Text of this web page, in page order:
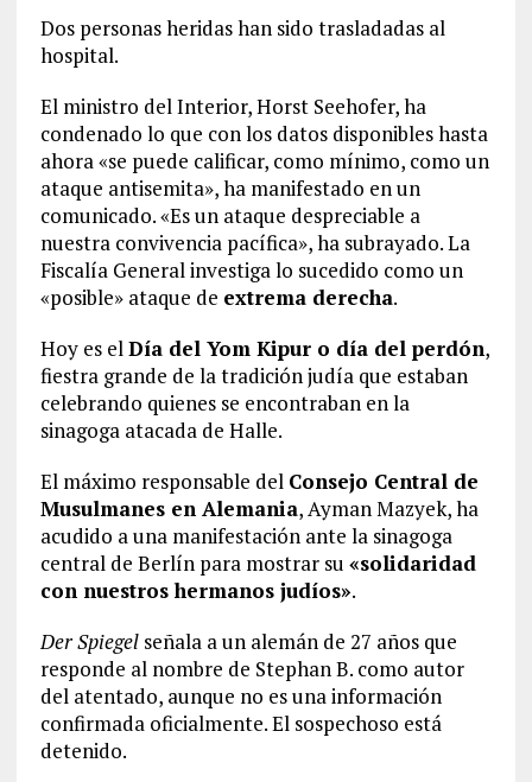
Dos personas heridas han sido trasladadas al
hospital.
El ministro del Interior, Horst Seehofer, ha
condenado lo que con los datos disponibles hasta
ahora «se puede calificar, como mínimo, como un
ataque antisemita», ha manifestado en un
comunicado. «Es un ataque despreciable a
nuestra convivencia pacífica», ha subrayado. La
Fiscalía General investiga lo sucedido como un
«posible» ataque de extrema derecha.
Hoy es elDía del Yom Kipur o día del perdón,
fiestra grande de la tradición judía que estaban
celebrando quienes se encontraban en la
sinagoga atacada de Halle.
El máximo responsable del Consejo Central de
Musulmanes en Alemania, Ayman Mazyek, ha
acudido a una manifestación ante la sinagoga
central de Berlín para mostrar su «solidaridad
con nuestros hermanos judíos».
Der Spiegel señala a un alemán de 27 años que
responde al nombre de Stephan B. como autor
del atentado, aunque no es una información
confirmada oficialmente. El sospechoso está
detenido.